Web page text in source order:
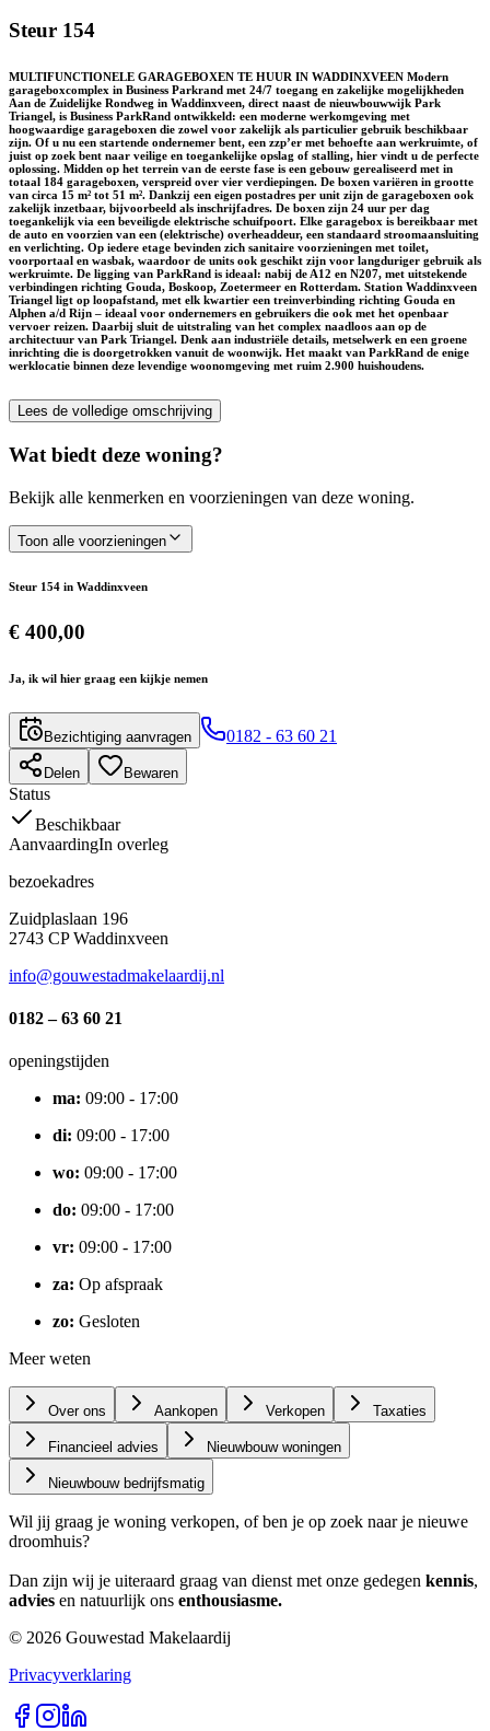
Steur 154
MULTIFUNCTIONELE GARAGEBOXEN TE HUUR IN WADDINXVEEN Modern
garageboxcomplex in Business Parkrand met 24/7 toegang en zakelijke mogelijkheden
Aan de Zuidelijke Rondweg in Waddinxveen, direct naast de nieuwbouwwijk Park
Triangel, is Business ParkRand ontwikkeld: een moderne werkomgeving met
hoogwaardige garageboxen die zowel voor zakelijk als particulier gebruik beschikbaar
zijn. Of u nu een startende ondernemer bent, een zzp’er met behoefte aan werkruimte, of
juist op zoek bent naar veilige en toegankelijke opslag of stalling, hier vindt u de perfecte
oplossing. Midden op het terrein van de eerste fase is een gebouw gerealiseerd met in
totaal 184 garageboxen, verspreid over vier verdiepingen. De boxen variëren in grootte
van circa 15 m² tot 51 m². Dankzij een eigen postadres per unit zijn de garageboxen ook
zakelijk inzetbaar, bijvoorbeeld als inschrijfadres. De boxen zijn 24 uur per dag
toegankelijk via een beveiligde elektrische schuifpoort. Elke garagebox is bereikbaar met
de auto en voorzien van een (elektrische) overheaddeur, een standaard stroomaansluiting
en verlichting. Op iedere etage bevinden zich sanitaire voorzieningen met toilet,
voorportaal en wasbak, waardoor de units ook geschikt zijn voor langduriger gebruik als
werkruimte. De ligging van ParkRand is ideaal: nabij de A12 en N207, met uitstekende
verbindingen richting Gouda, Boskoop, Zoetermeer en Rotterdam. Station Waddinxveen
Triangel ligt op loopafstand, met elk kwartier een treinverbinding richting Gouda en
Alphen a/d Rijn – ideaal voor ondernemers en gebruikers die ook met het openbaar
vervoer reizen. Daarbij sluit de uitstraling van het complex naadloos aan op de
architectuur van Park Triangel. Denk aan industriële details, metselwerk en een groene
inrichting die is doorgetrokken vanuit de woonwijk. Het maakt van ParkRand de enige
werklocatie binnen deze levendige woonomgeving met ruim 2.900 huishoudens.
Lees de volledige omschrijving
Wat biedt deze woning?
Bekijk alle kenmerken en voorzieningen van deze woning.
Toon alle voorzieningen
Steur 154 in Waddinxveen
€ 400,00
Ja, ik wil hier graag een kijkje nemen
Bezichtiging aanvragen 0182 - 63 60 21
Delen Bewaren
Status
Beschikbaar
AanvaardingIn overleg
bezoekadres
Zuidplaslaan 196
2743 CP Waddinxveen
info@gouwestadmakelaardij.nl
0182 – 63 60 21
openingstijden
ma: 09:00 - 17:00
di: 09:00 - 17:00
wo: 09:00 - 17:00
do: 09:00 - 17:00
vr: 09:00 - 17:00
za: Op afspraak
zo: Gesloten
Meer weten
Over ons Aankopen Verkopen Taxaties
Financieel advies Nieuwbouw woningen
Nieuwbouw bedrijfsmatig
Wil jij graag je woning verkopen, of ben je op zoek naar je nieuwe
droomhuis?
Dan zijn wij je uiteraard graag van dienst met onze gedegen kennis,
advies en natuurlijk ons enthousiasme.
© 2026 Gouwestad Makelaardij
Privacyverklaring